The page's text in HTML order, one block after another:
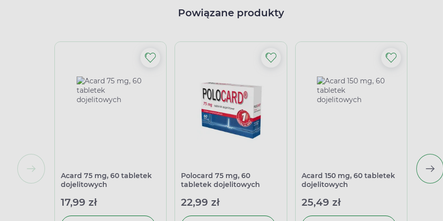
Powiązane produkty
Acard 75 mg, 60 tabletek
dojelitowych
17,99 zł
Polocard 75 mg, 60
tabletek dojelitowych
22,99 zł
Acard 150 mg, 60 tabletek
dojelitowych
25,49 zł